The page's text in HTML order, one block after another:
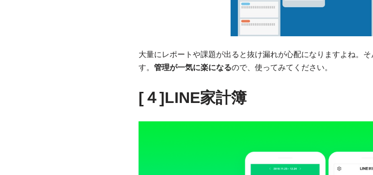
大量にレポートや課題が出ると抜け漏れが心配になりますよね。
す。 管理が一気に楽になるので、使ってみてください。
[４]LINE家計簿